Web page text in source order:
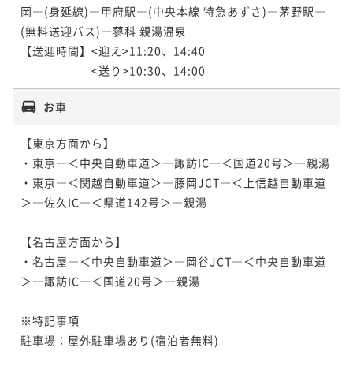
岡―(身延線)―甲府駅―(中央本線 特急あずさ)―茅野駅―
(無料送迎バス)―蓼科 親湯温泉
【送迎時間】<迎え>11:20、14:40
<送り>10:30、14:00
お車
【東京方面から】
・東京―＜中央自動車道＞―諏訪IC―＜国道20号＞―親湯
・東京―＜関越自動車道＞―藤岡JCT―＜上信越自動車道
＞―佐久IC―＜県道142号＞―親湯
【名古屋方面から】
・名古屋―＜中央自動車道＞―岡谷JCT―＜中央自動車道
＞―諏訪IC―＜国道20号＞―親湯
※特記事項
駐車場：屋外駐車場あり(宿泊者無料)